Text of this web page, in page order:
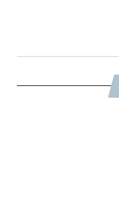
Lo sa
bianconera